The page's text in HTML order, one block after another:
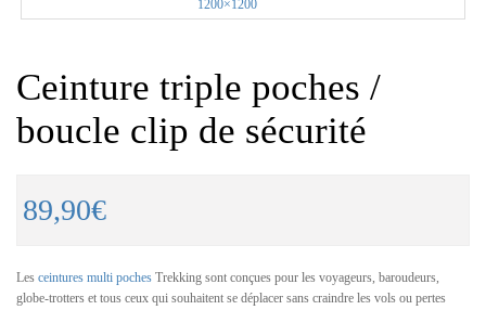
Ceinture triple poches /
boucle clip de sécurité
89,90€
Les ceintures multi poches Trekking sont conçues pour les voyageurs, baroudeurs,
globe-trotters et tous ceux qui souhaitent se déplacer sans craindre les vols ou pertes